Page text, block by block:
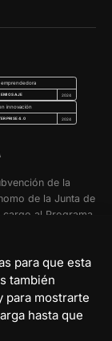
emprendedora
AJE 2024
innovación
4.0 2024
de la
de la Junta de
cargo al Programa
Autónoma de
a la segunda o
por parte de
contratación
para que esta
también
para mostrarte
hasta que